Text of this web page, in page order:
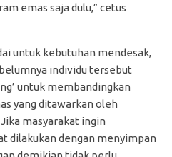
emas saja dulu,” cetus
untuk kebutuhan mendesak,
individu tersebut
untuk membandingkan
yang ditawarkan oleh
masyarakat ingin
dilakukan dengan menyimpan